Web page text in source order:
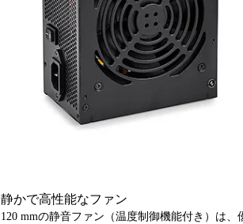
静かで高性能なファン
120 mmの静音ファン（温度制御機能付き）は